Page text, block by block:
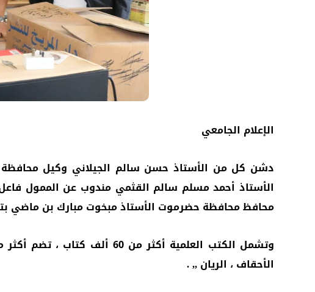
الإعلام الجامعي
دشن كل من الأستاذ حسن سالم الجيلاني وكيل محافظة
الأستاذ أحمد مسلم سالم القثمي مندوب عن الممول
محافظ محافظة حضرموت الأستاذ مبخوت مبارك بن ماضي
الأحقاف ، الريان ,, .